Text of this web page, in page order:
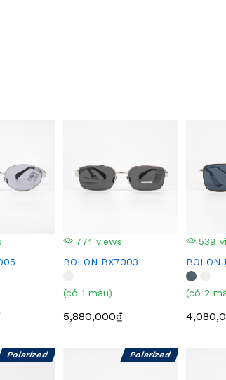
774 views
BOLON BX7003
(có 1 màu)
5,880,000₫
539
BOLON
(có 2
Polarized Polarized